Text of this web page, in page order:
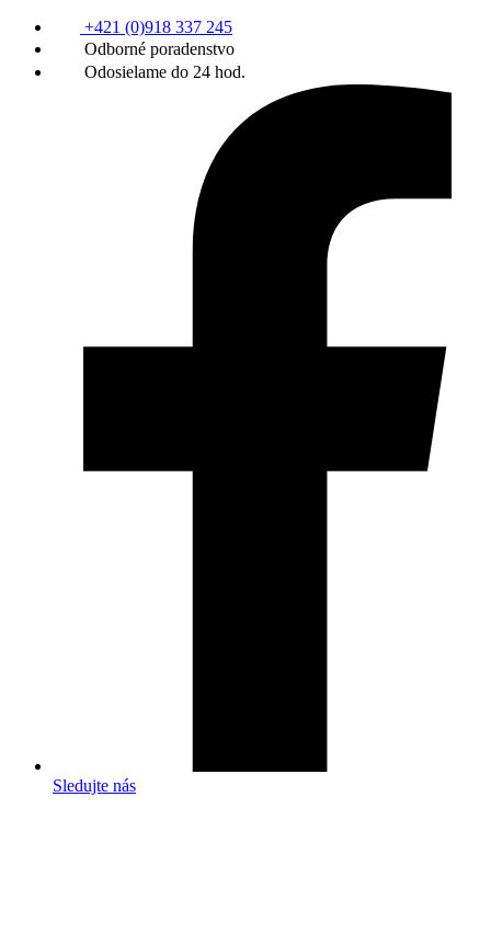
+421 (0)918 337 245
Odborné poradenstvo
Odosielame do 24 hod.
Sledujte nás